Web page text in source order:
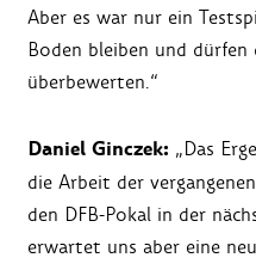
Aber es war nur ein
Boden bleiben und dürfen
überbewerten.“
Daniel Ginczek: „Das
die Arbeit der
den DFB-Pokal in der
erwartet uns aber eine